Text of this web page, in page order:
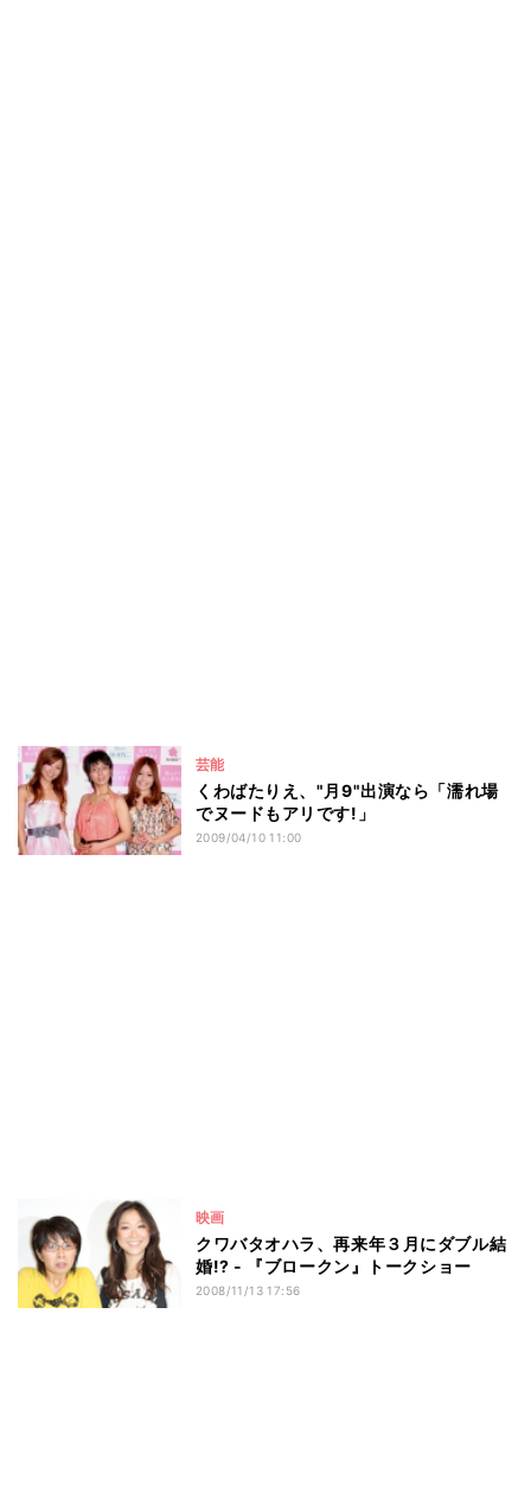
芸能
くわばたりえ、"月9"出演なら「濡れ場
でヌードもアリです!」
2009/04/10 11:00
映画
クワバタオハラ、再来年３月にダブル結
婚!? - 『ブロークン』トークショー
2008/11/13 17:56